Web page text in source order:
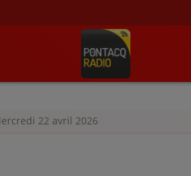
22 avril 2026